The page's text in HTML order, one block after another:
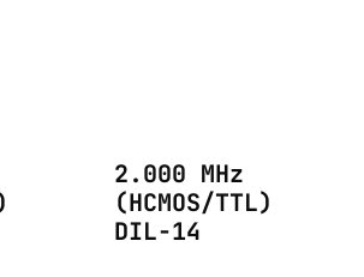
2.000 MHz
(HCMOS/TTL)
DIL-14